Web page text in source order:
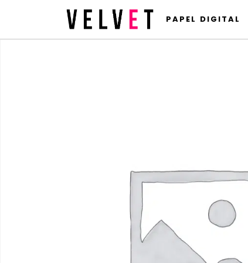
PAPEL DIGITAL